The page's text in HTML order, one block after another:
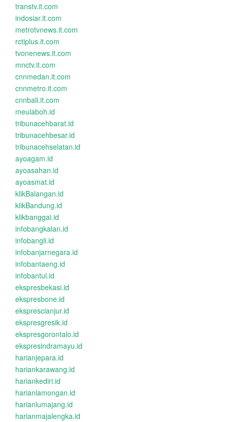
transtv.it.com
indosiar.it.com
metrotvnews.it.com
rctiplus.it.com
tvonenews.it.com
mnctv.it.com
cnnmedan.it.com
cnnmetro.it.com
cnnbali.it.com
meulaboh.id
tribunacehbarat.id
tribunacehbesar.id
tribunacehselatan.id
ayoagam.id
ayoasahan.id
ayoasmat.id
klikBalangan.id
klikBandung.id
klikbanggai.id
infobangkalan.id
infobangli.id
infobanjarnegara.id
infobantaeng.id
infobantul.id
ekspresbekasi.id
ekspresbone.id
eksprescianjur.id
ekspresgresik.id
ekspresgorontalo.id
ekspresindramayu.id
harianjepara.id
hariankarawang.id
hariankediri.id
harianlamongan.id
harianlumajang.id
harianmajalengka.id